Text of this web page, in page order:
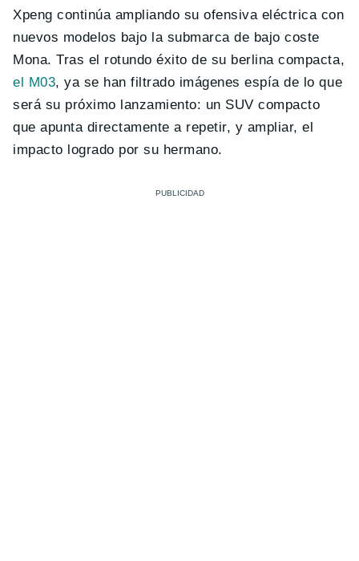
Xpeng continúa ampliando su ofensiva eléctrica con
nuevos modelos bajo la submarca de bajo coste
Mona. Tras el rotundo éxito de su berlina compacta,
el M03, ya se han filtrado imágenes espía de lo que
será su próximo lanzamiento: un SUV compacto
que apunta directamente a repetir, y ampliar, el
impacto logrado por su hermano.